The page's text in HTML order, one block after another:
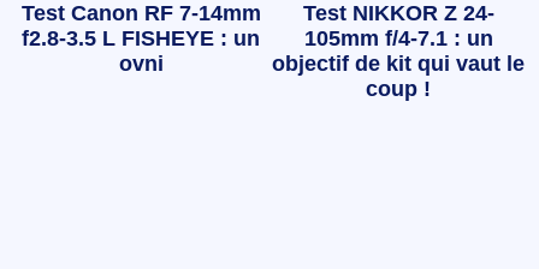
Test Canon RF 7-14mm
f2.8-3.5 L FISHEYE : un
ovni
Test NIKKOR Z 24-
105mm f/4-7.1 : un
objectif de kit qui vaut le
coup !